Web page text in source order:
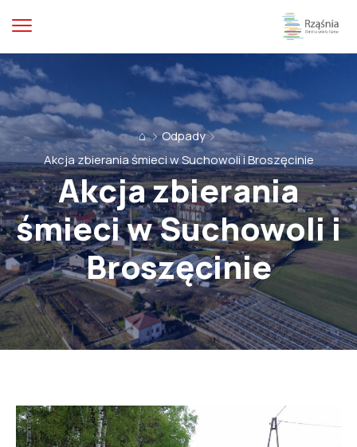
⌂
Odpady
Akcja zbierania śmieci w Suchowoli i Broszęcinie
Akcja zbierania
śmieci w Suchowoli i
Broszęcinie